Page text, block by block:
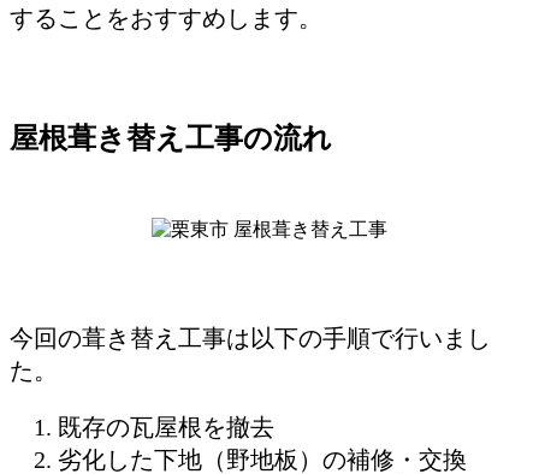
することをおすすめします。
屋根葺き替え工事の流れ
今回の葺き替え工事は以下の手順で行いまし
た。
既存の瓦屋根を撤去
劣化した下地（野地板）の補修・交換